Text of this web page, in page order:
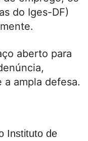
do Iges-DF)
aberto para
ampla defesa.
Instituto de